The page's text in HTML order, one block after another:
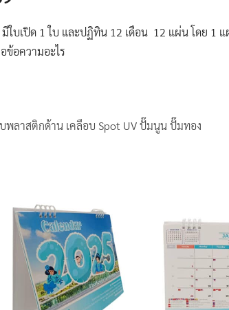
บเปิด 1 ใบ และปฏิทิน 12 เดือน 12 แผ่น โดย 1
ข้อความอะไร
พลาสติกด้าน เคลือบ Spot UV ปั๊มนูน ปั๊มทอง